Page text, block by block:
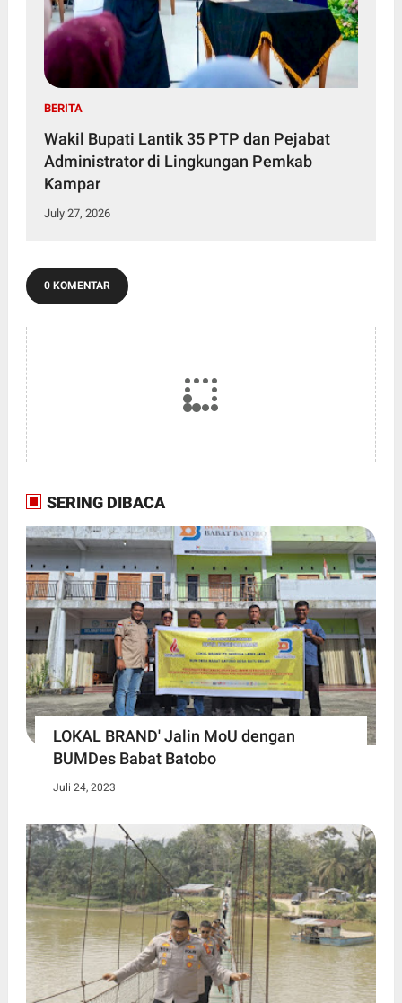
BERITA
Wakil Bupati Lantik 35 PTP dan Pejabat
Administrator di Lingkungan Pemkab
Kampar
July 27, 2026
0 KOMENTAR
SERING DIBACA
LOKAL BRAND' Jalin MoU dengan
BUMDes Babat Batobo
Juli 24, 2023